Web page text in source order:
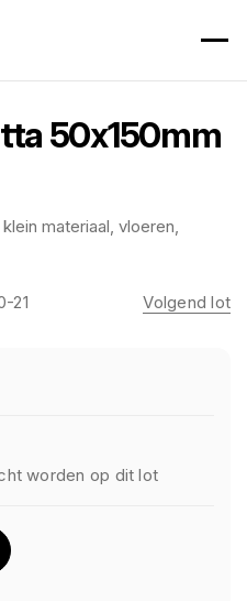
50x150mm
materiaal, vloeren,
21 Volgend lot
worden op dit lot